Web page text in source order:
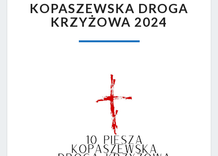
DROGA
KRZYŻOWA
2024
KOPASZEWSKA DROGA
KRZYŻOWA 2024